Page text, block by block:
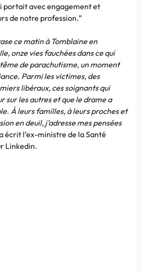
portait avec engagement et
de notre profession.”
ce matin à Tomblaine en
onze vies fauchées dans ce qui
de parachutisme, un moment
Parmi les victimes, des
libéraux, ces soignants qui
sur les autres et que le drame a
À leurs familles, à leurs proches et
en deuil, j’adresse mes pensées
écrit l’ex-ministre de la Santé
Linkedin.